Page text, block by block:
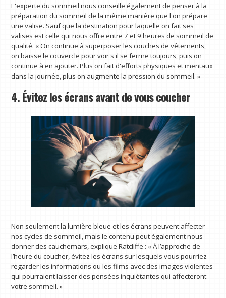
L'experte du sommeil nous conseille également de penser à la
préparation du sommeil de la même manière que l'on prépare
une valise. Sauf que la destination pour laquelle on fait ses
valises est celle qui nous offre entre 7 et 9 heures de sommeil de
qualité. « On continue à superposer les couches de vêtements,
on baisse le couvercle pour voir s'il se ferme toujours, puis on
continue à en ajouter. Plus on fait d'efforts physiques et mentaux
dans la journée, plus on augmente la pression du sommeil. »
4. Évitez les écrans avant de vous coucher
Non seulement la lumière bleue et les écrans peuvent affecter
nos cycles de sommeil, mais le contenu peut également nous
donner des cauchemars, explique Ratcliffe : « À l’approche de
l’heure du coucher, évitez les écrans sur lesquels vous pourriez
regarder les informations ou les films avec des images violentes
qui pourraient laisser des pensées inquiétantes qui affecteront
votre sommeil. »